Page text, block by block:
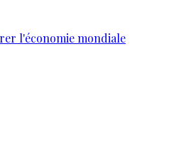
l'économie mondiale